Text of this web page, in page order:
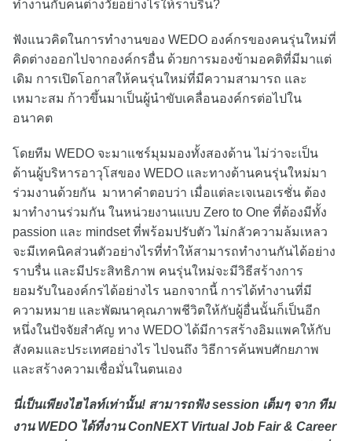
ทำงานกับคนต่างวัยอย่างไรให้ราบรื่น?
ฟังแนวคิดในการทำงานของ WEDO องค์กรของคนรุ่นใหม่ที่
คิดต่างออกไปจากองค์กรอื่น ด้วยการมองข้ามอคติที่มีมาแต่
เดิม การเปิดโอกาสให้คนรุ่นใหม่ที่มีความสามารถ และ
เหมาะสม ก้าวขึ้นมาเป็นผู้นำขับเคลื่อนองค์กรต่อไปใน
อนาคต
โดยทีม WEDO จะมาแชร์มุมมองทั้งสองด้าน ไม่ว่าจะเป็น
ด้านผู้บริหารอาวุโสของ WEDO และทางด้านคนรุ่นใหม่มา
ร่วมงานด้วยกัน มาหาคำตอบว่า เมื่อแต่ละเจเนอเรชั่น ต้อง
มาทำงานร่วมกัน ในหน่วยงานแบบ Zero to One ที่ต้องมีทั้ง
passion และ mindset ที่พร้อมปรับตัว ไม่กลัวความล้มเหลว
จะมีเทคนิคส่วนตัวอย่างไรที่ทำให้สามารถทำงานกันได้อย่าง
ราบรื่น และมีประสิทธิภาพ คนรุ่นใหม่จะมีวิธีสร้างการ
ยอมรับในองค์กรได้อย่างไร นอกจากนี้ การได้ทำงานที่มี
ความหมาย และพัฒนาคุณภาพชีวิตให้กับผู้อื่นนั้นก็เป็นอีก
หนึ่งในปัจจัยสำคัญ ทาง WEDO ได้มีการสร้างอิมแพคให้กับ
สังคมและประเทศอย่างไร ไปจนถึง วิธีการค้นพบศักยภาพ
และสร้างความเชื่อมั่นในตนเอง
นี่เป็นเพียงไฮไลท์เท่านั้น! สามารถฟัง session เต็มๆ จาก ทีม
งาน WEDO ได้ที่งาน ConNEXT Virtual Job Fair & Career